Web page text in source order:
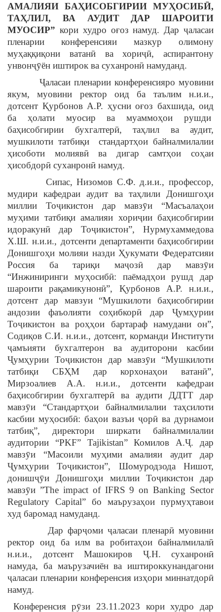
АМАЛИЯИ БАҲИСОБГИРИИ МУҲОСИБӢ,
ТАҲЛИЛ, ВА АУДИТ ДАР ШАРОИТИ
МУОСИР” кори худро оғоз намуд. Дар ҷаласаи
пленарии конференсияи мазкур олимону
муҳаққиқони ватанӣ ва хориҷӣ, аспирантону
унвонҷӯён иштирок ва суханронӣ намуданд.
Ҷаласаи пленарии конференсияро муовини
якум, муовини ректор оид ба таълим н.и.и.,
дотсент Қурбонов А.Р. ҳусни оғоз бахшида, оид
ба ҳолати муосир ва муаммоҳои рушди
баҳисобгирии бухгалтерӣ, таҳлил ва аудит,
мушкилоти татбиқи стандартҳои байналмилалии
ҳисоботи молиявӣ ва дигар самтҳои соҳаи
ҳисобдорӣ суханронӣ намуд.
Сипас, Низомов С.Ф. д.и.и., профессор,
мудири кафедраи аудит ва таҳлили Донишгоҳи
миллии Тоҷикистон дар мавзӯи “Масъалаҳои
муҳими татбиқи амалияи хориҷии баҳисобгирии
идоракунӣ дар Тоҷикистон”, Нурмухаммедова
Х.Ш. н.и.и., дотсенти департаменти баҳисобгирии
Донишгоҳи молияи назди Ҳукумати Федератсияи
Россия ба тариқи маҷозӣ дар мавзӯи
“Инжиниринги муҳосибӣ: паёмадҳои рушд дар
шароити рақамикунонӣ”, Қурбонов А.Р. н.и.и.,
дотсент дар мавзуи “Мушкилоти баҳисобгирии
андозии фаъолияти соҳибкорӣ дар Ҷумҳурии
Тоҷикистон ва роҳҳои бартараф намудани он”,
Содиқов С.И. н.и.и., дотсент, корманди Институти
ҷамъияти бухгалтерон ва аудиторони касбии
Ҷумҳурии Тоҷикистон дар мавзӯи “Мушкилоти
татбиқи СБҲМ дар корхонаҳои ватанӣ”,
Мирзоалиев А.А. н.и.и., дотсенти кафедраи
баҳисобгирии бухгалтерӣ ва аудити ДДТТ дар
мавзӯи “Стандартҳои байналмилалии таҳсилоти
касбии муҳосибӣ: баҳои вазъи ҷорӣ ва дурнамои
татбиқ”, директори ширкати байналмилалии
аудитории “PKF” Tajikistan” Комилов А.Ҷ. дар
мавзӯи “Масоили муҳими амалияи аудит дар
Ҷумҳурии Тоҷикистон”, Шомуродзода Нишот,
донишҷӯи Донишгоҳи миллии Тоҷикистон дар
мавзӯи ”The impact of IFRS 9 on Banking Sector
Regulatory Capital” бо маърузаҳои пурмуҳтавои
худ баромад намуданд.
Дар фарҷоми ҷаласаи пленарӣ муовини
ректор оид ба илм ва робитаҳои байналмилалӣ
н.и.и., дотсент Машокиров Ҷ.Н. суханронӣ
намуда, ба маърузачиён ва иштироккунандагони
ҷаласаи пленарии конференсия изҳори миннатдорӣ
намуд.
Конференсия рӯзи 23.11.2023 кори худро дар